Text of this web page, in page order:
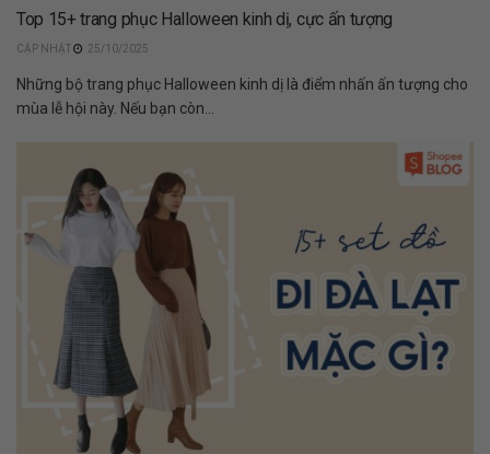
Top 15+ trang phục Halloween kinh dị, cực ấn tượng
25/10/2025
Những bộ trang phục Halloween kinh dị là điểm nhấn ấn tượng cho
mùa lễ hội này. Nếu bạn còn...